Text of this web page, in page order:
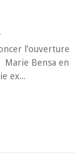
l’ouverture
Bensa en
ex...